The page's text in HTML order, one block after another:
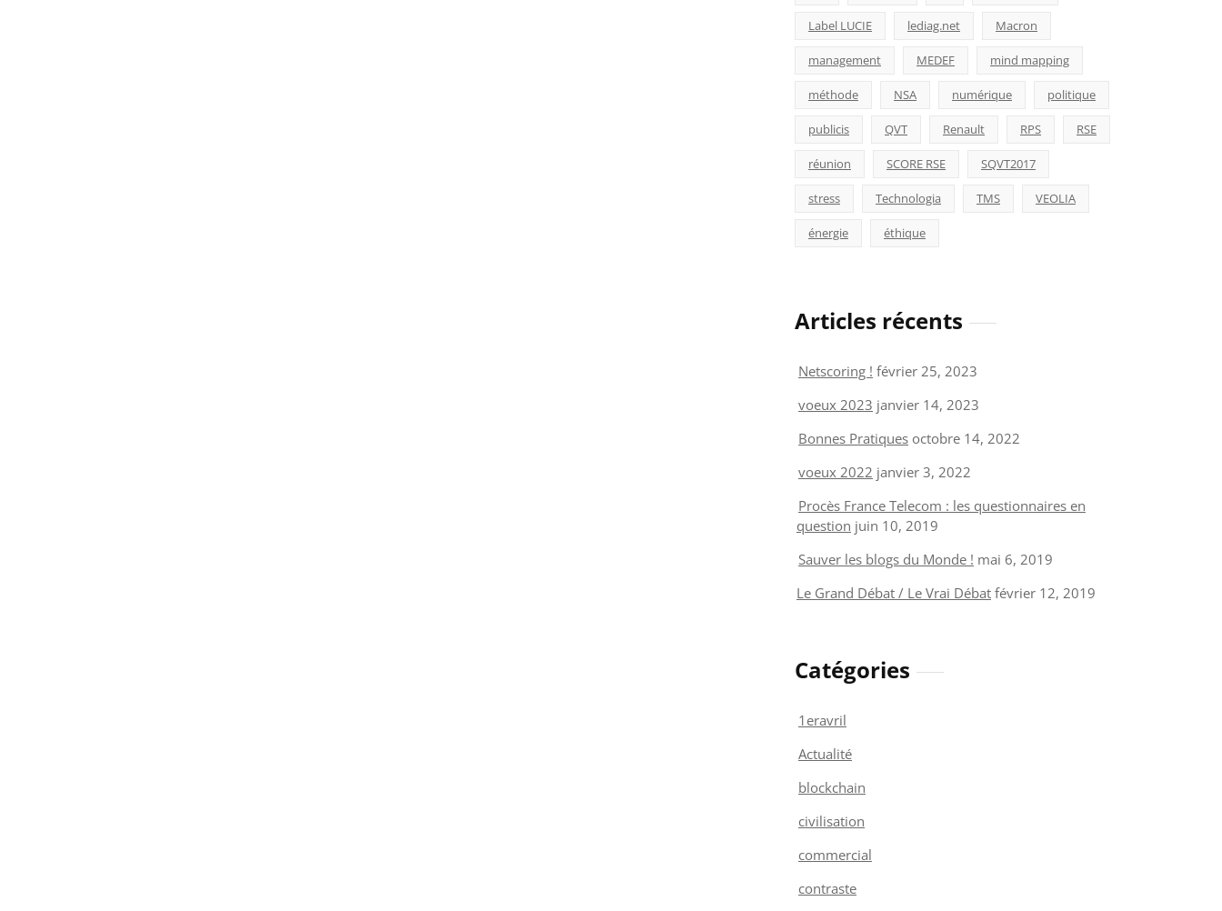
Label LUCIE lediag.net Macron
management MEDEF mind mapping
méthode NSA numérique politique
publicis QVT Renault RPS RSE
réunion SCORE RSE SQVT2017
stress Technologia TMS VEOLIA
énergie éthique
Articles récents
Netscoring ! février 25, 2023
voeux 2023 janvier 14, 2023
Bonnes Pratiques octobre 14, 2022
voeux 2022 janvier 3, 2022
Procès France Telecom : les questionnaires en
question juin 10, 2019
Sauver les blogs du Monde ! mai 6, 2019
Le Grand Débat / Le Vrai Débat février 12, 2019
Catégories
1eravril
Actualité
blockchain
civilisation
commercial
contraste